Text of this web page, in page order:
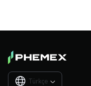
Türkçe 